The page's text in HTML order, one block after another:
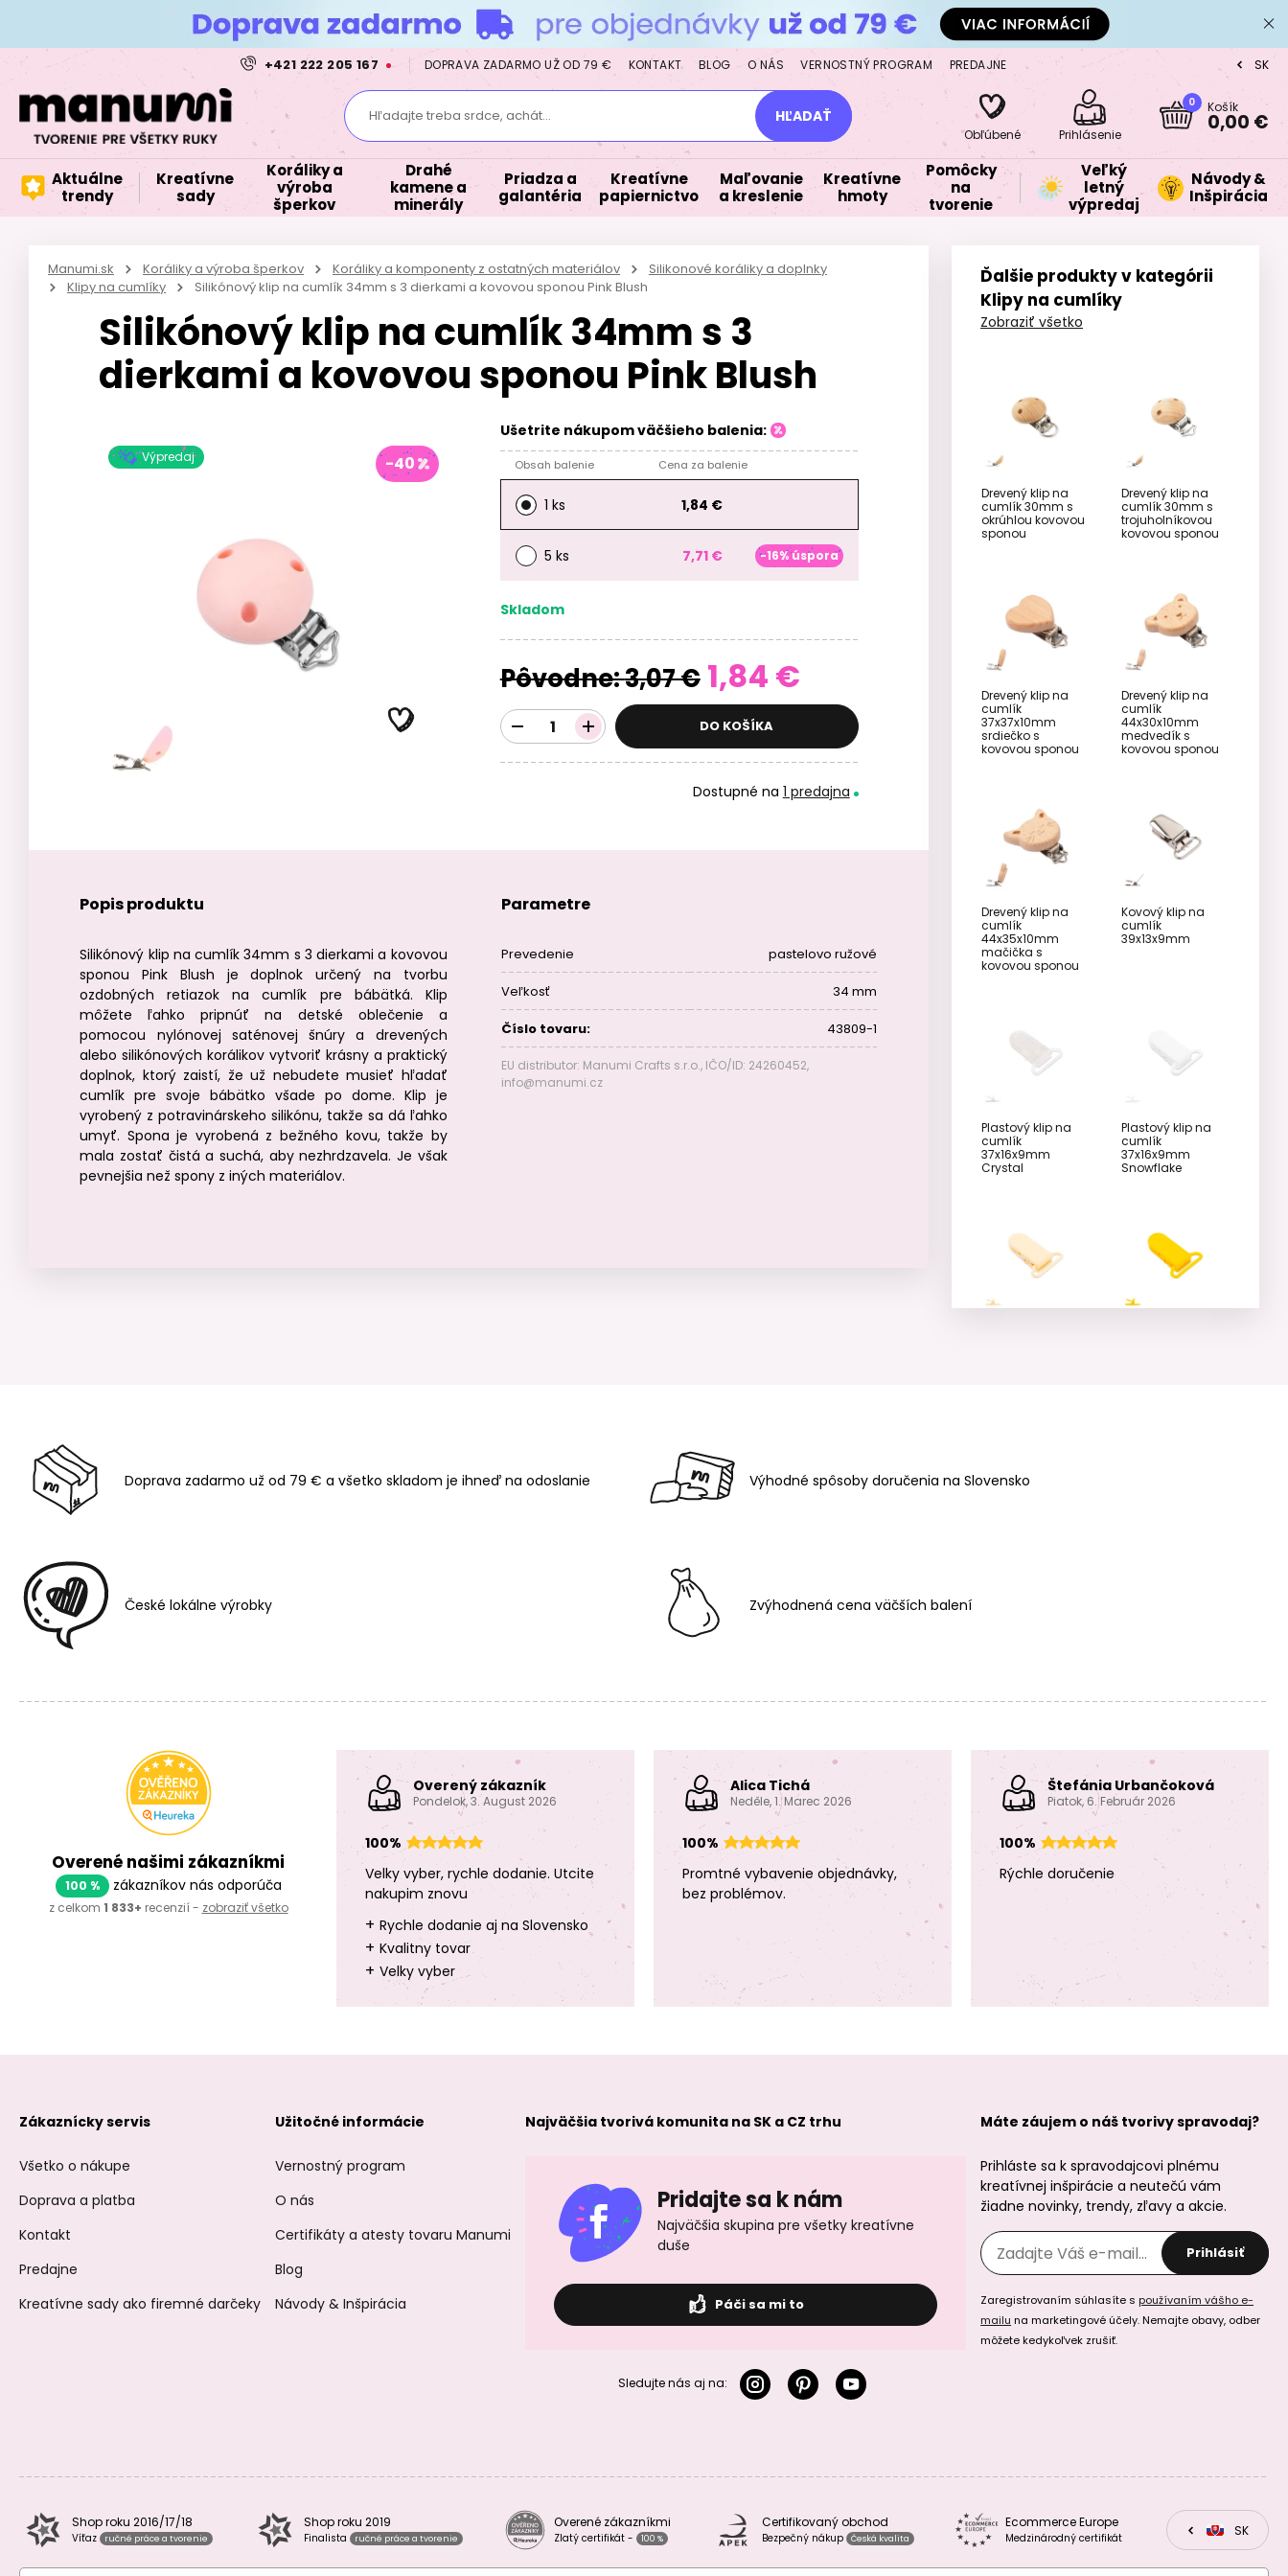
+421 222 205 167 DOPRAVA ZADARMO UŽ OD 79 € KONTAKT BLOG O NÁS VERNOSTNÝ PROGRAM PREDAJNE CZ
SK
Hľadajte treba srdce, achát... HĽADAŤ
Obľúbené Prihlásenie
0 Košík
0,00 €
Aktuálne
trendy
Kreatívne
sady
Koráliky a
výroba
šperkov
Drahé
kamene a
minerály
Priadza a
galantéria
Kreatívne
papiernictvo
Maľovanie
a kreslenie
Kreatívne
hmoty
Pomôcky
na
tvorenie
Veľký
letný
výpredaj
Návody &
Inšpirácia
Manumi.sk Koráliky a výroba šperkov Koráliky a komponenty z ostatných materiálov
Silikonové koráliky a doplnky
Klipy na cumlíky
Silikónový klip na cumlík 34mm s 3 dierkami a kovovou sponou Pink Blush
Silikónový klip na cumlík 34mm s 3
dierkami a kovovou sponou Pink Blush
Výpredaj -40
Ušetrite nákupom väčšieho balenia:
Obsah balenie Cena za balenie
1 ks 1,84 €
5 ks 7,71 € -16% úspora
Skladom
Pôvodne:3,07 € 1,84 €
DO KOŠÍKA
Dostupné na 1 predajna
Popis produktu
Silikónový klip na cumlík 34mm s 3 dierkami a kovovou
sponou Pink Blush je doplnok určený na tvorbu
ozdobných retiazok na cumlík pre bábätká. Klip
môžete ľahko pripnúť na detské oblečenie a
pomocou nylónovej saténovej šnúry a drevených
alebo silikónových korálikov vytvoriť krásny a praktický
doplnok, ktorý zaistí, že už nebudete musieť hľadať
cumlík pre svoje bábätko všade po dome. Klip je
vyrobený z potravinárskeho silikónu, takže sa dá ľahko
umyť. Spona je vyrobená z bežného kovu, takže by
mala zostať čistá a suchá, aby nezhrdzavela. Je však
pevnejšia než spony z iných materiálov.
Parametre
Prevedenie pastelovo ružové
Veľkosť 34 mm
Číslo tovaru: 43809-1
EU distributor: Manumi Crafts s.r.o., IČO/ID: 24260452,
info@manumi.cz
Ďalšie produkty v kategórii
Klipy na cumlíky
Zobraziť všetko
Drevený klip na
cumlík 30mm s
okrúhlou kovovou
sponou
Drevený klip na
cumlík 30mm s
trojuholníkovou
kovovou sponou
Drevený klip na
cumlík
37x37x10mm
srdiečko s
kovovou sponou
Drevený klip na
cumlík
44x30x10mm
medvedík s
kovovou sponou
Drevený klip na
cumlík
44x35x10mm
mačička s
kovovou sponou
Kovový klip na
cumlík
39x13x9mm
Plastový klip na
cumlík
37x16x9mm
Crystal
Plastový klip na
cumlík
37x16x9mm
Snowflake
Plastový klip na
cumlík
37x16x9mm
Medium Sea
Green
Plastový klip na
cumlík
37x16x9mm Azure
Blue
cumlík
37x16x9mm Pastel
Blue
Plastový klip na
cumlík
37x16x9mm Deep
Blue
Plastový klip na
cumlík
37x16x9mm
Admiral Blue
Plastový klip na
cumlík
37x16x9mm
Lavender Violet
Doprava zadarmo už od 79 € a všetko skladom je ihneď na odoslanie Výhodné spôsoby doručenia na Slovensko
České lokálne výrobky Zvýhodnená cena väčších balení
Overené našimi zákazníkmi
100 % zákazníkov nás odporúča
z celkom 1 833+ recenzií - zobraziť všetko
Overený zákazník
Pondelok, 3. August 2026
100%
Velky vyber, rychle dodanie. Utcite
nakupim znovu
+ Rychle dodanie aj na Slovensko
+ Kvalitny tovar
+ Velky vyber
Alica Tichá
Neděle, 1. Marec 2026
100%
Promtné vybavenie objednávky,
bez problémov.
Štefánia Urbančoková
Piatok, 6. Február 2026
100%
Rýchle doručenie
Zákaznícky servis
Všetko o nákupe
Doprava a platba
Kontakt
Predajne
Kreatívne sady ako firemné darčeky
Užitočné informácie
Vernostný program
O nás
Certifikáty a atesty tovaru Manumi
Blog
Návody & Inšpirácia
Najväčšia tvorivá komunita na SK a CZ trhu
Pridajte sa k nám
Najväčšia skupina pre všetky kreatívne
duše
Páči sa mi to
Sledujte nás aj na:
Máte záujem o náš tvorivy spravodaj?
Prihláste sa k spravodajcovi plnému
kreatívnej inšpirácie a neutečú vám
žiadne novinky, trendy, zľavy a akcie.
Prihlásiť
Zaregistrovaním súhlasíte s používaním vášho e-
mailu na marketingové účely. Nemajte obavy, odber
môžete kedykoľvek zrušiť.
Shop roku 2016/17/18
Víťaz ručné práce a tvorenie
Shop roku 2019
Finalista ručné práce a tvorenie
Overené zákazníkmi
Zlatý certifikát - 100 %
Certifikovaný obchod
Bezpečný nákup Česká kvalita
Ecommerce Europe
Medzinárodný certifikát CZSK